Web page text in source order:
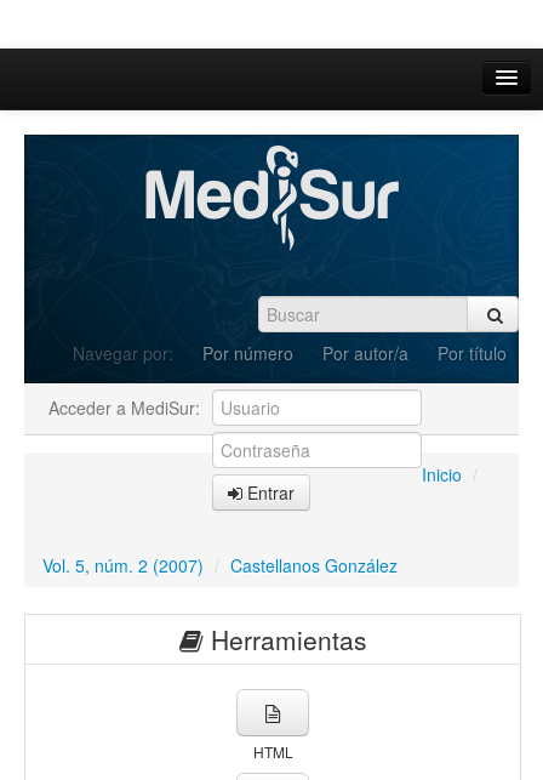
Inicio
Actual
Archivos
Navegar por: Por número Por autor/a Por título
Acceder a MediSur:
Entrar
Inicio /
Vol. 5, núm. 2 (2007) / Castellanos González
Herramientas
HTML